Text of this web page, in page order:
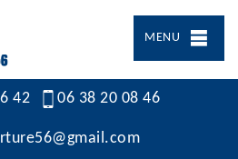
MENU
42 06 38 20 08 46